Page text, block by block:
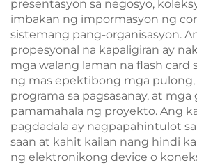
presentasyon sa negosyo,
imbakan ng impormasyon ng
sistemang pang-organisasyon.
propesyonal na kapaligiran ay
mga walang laman na flash card
ng mas epektibong mga
programa sa pagsasanay, at mga
pamamahala ng proyekto. Ang
pagdadala ay nagpapahintulot
saan at kahit kailan nang hindi
ng elektronikong device o